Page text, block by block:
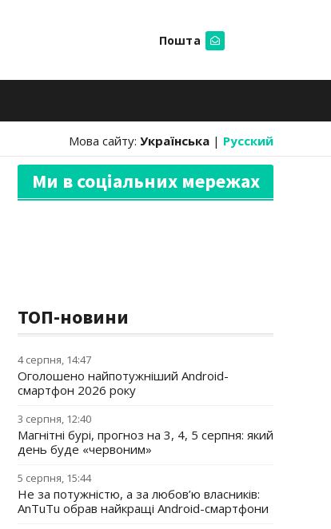
Пошта
Мова сайту: Українська | Русский
Ми в соціальних мережах
ТОП-новини
4 серпня, 14:47
Оголошено найпотужніший Android-
смартфон 2026 року
3 серпня, 12:40
Магнітні бурі, прогноз на 3, 4, 5 серпня: який
день буде «червоним»
5 серпня, 15:44
Не за потужністю, а за любов’ю власників:
AnTuTu обрав найкращі Android-смартфони